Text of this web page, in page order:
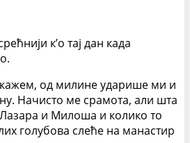
к’о тај дан када
од милине ударише ми и
Начисто ме срамота, али шта
и Милоша и колико то
голубова слеће на манастир